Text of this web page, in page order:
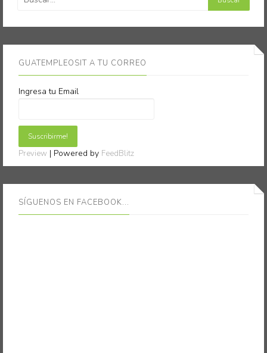
GUATEMPLEOSIT A TU CORREO
Ingresa tu Email
Preview | Powered by FeedBlitz
SÍGUENOS EN FACEBOOK...